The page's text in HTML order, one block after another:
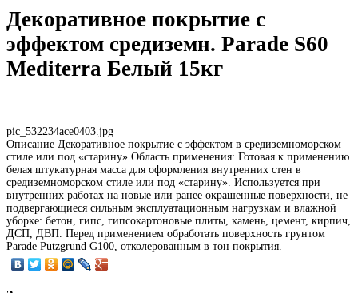
Декоративное покрытие с
эффектом средиземн. Parade S60
Mediterra Белый 15кг
pic_532234ace0403.jpg
Описание Декоративное покрытие с эффектом в средиземноморском
стиле или под «старину» Область применения: Готовая к применению
белая штукатурная масса для оформления внутренних стен в
средиземноморском стиле или под «старину». Используется при
внутренних работах на новые или ранее окрашенные поверхности, не
подвергающиеся сильным эксплуатационным нагрузкам и влажной
уборке: бетон, гипс, гипсокартоновые плиты, камень, цемент, кирпич,
ДСП, ДВП. Перед применением обработать поверхность грунтом
Parade Putzgrund G100, отколерованным в тон покрытия.